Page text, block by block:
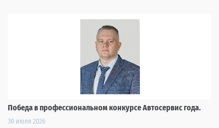
Победа в профессиональном конкурсе Автосервис года.
30 июля 2026